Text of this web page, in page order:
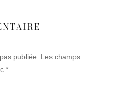
publiée.
Les champs
*